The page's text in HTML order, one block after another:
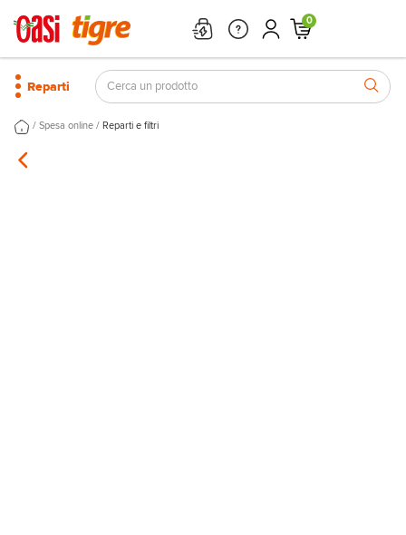
0
Reparti
/ Spesa online / Reparti e filtri